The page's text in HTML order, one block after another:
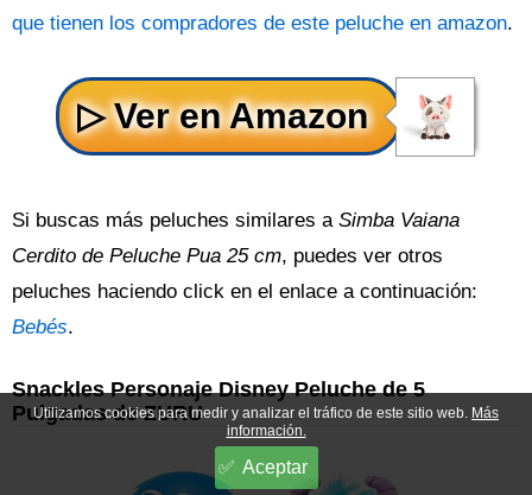
que tienen los compradores de este peluche en amazon.
Si buscas más peluches similares a Simba Vaiana
Cerdito de Peluche Pua 25 cm, puedes ver otros
peluches haciendo click en el enlace a continuación:
Bebés.
Snackles Personaje Disney Peluche de 5
Pulgadas de ZURU
Utilizamos cookies para medir y analizar el tráfico de este sitio web. Más
información.
Aceptar